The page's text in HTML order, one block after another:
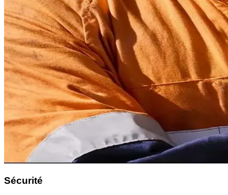
Sécurité